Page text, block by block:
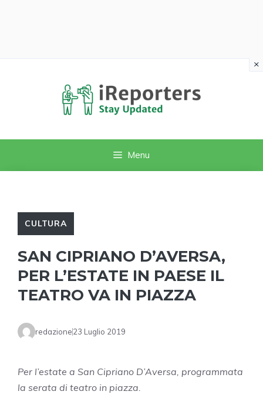
Menu
CULTURA
SAN CIPRIANO D’AVERSA,
PER L’ESTATE IN PAESE IL
TEATRO VA IN PIAZZA
redazione23 Luglio 2019
Per l’estate a San Cipriano D’Aversa, programmata
la serata di teatro in piazza.
×